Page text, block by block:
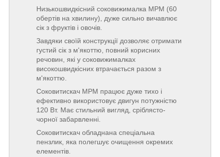
Низькошвидкісний соковижималка MPM (60
обертів на хвилину), дуже сильно вичавлює
сік з фруктів і овочів.
Завдяки своїй конструкції дозволяє отримати
густий сік з м'якоттю, повний корисних
речовин, які у соковижималках
високошвидкісних втрачається разом з
м'якоттю.
Соковитискач MPM працює дуже тихо і
ефективно використовує двигун потужністю
120 Вт. Має стильний вигляд, сріблясто-
чорної забарвленні.
Соковитискач обладнана спеціальна
пензлик, яка полегшує очищення окремих
елементів.